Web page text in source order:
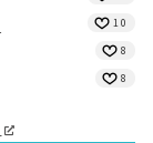
10
8
8